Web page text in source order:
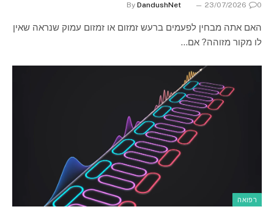
By DandushNet 23/07/2026 0
האם אתה מבחין לפעמים ברעש זמזום או זמזום עמוק שנראה שאין
לו מקור מזוהה? אם…
רפואה